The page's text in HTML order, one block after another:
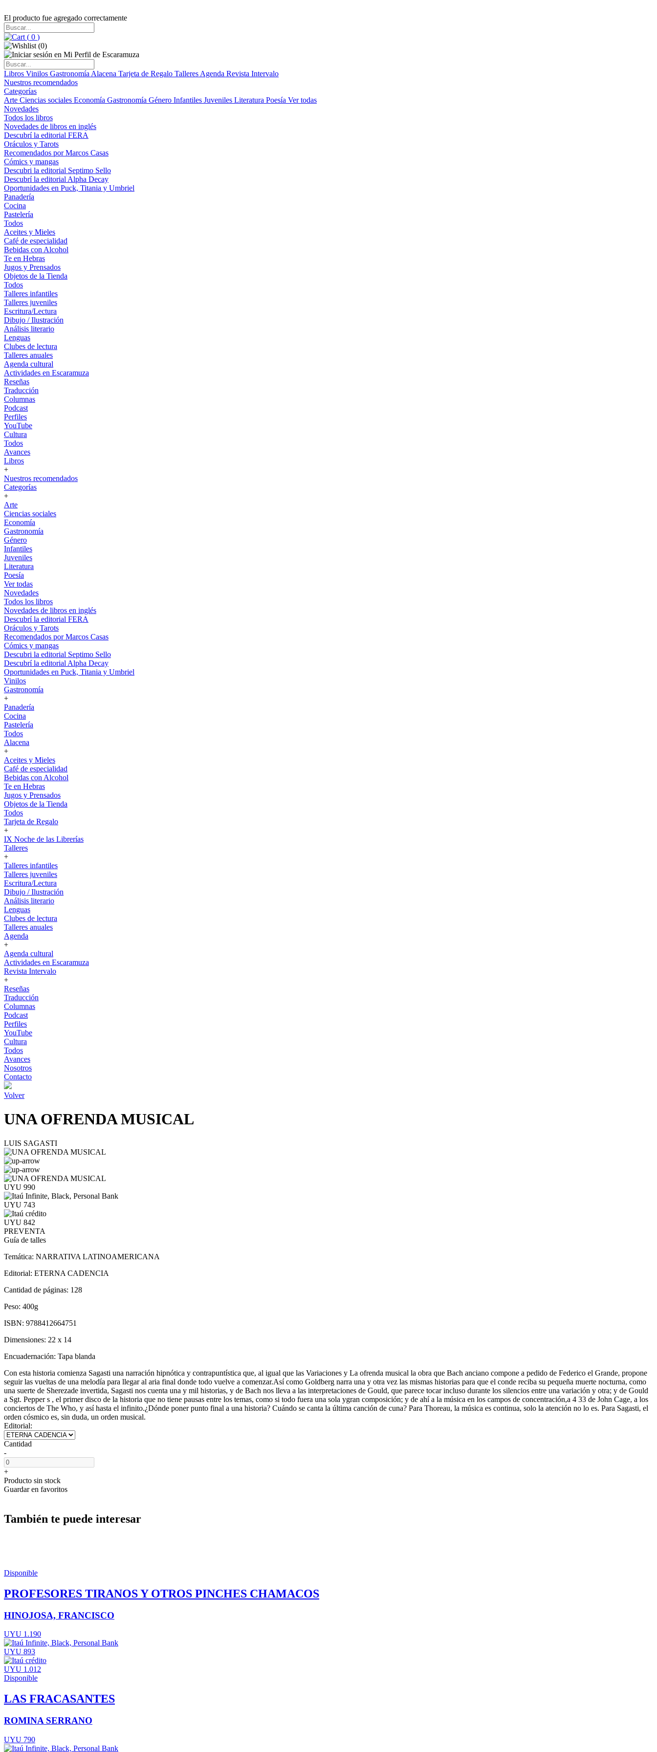
El producto fue agregado correctamente
( 0 )
(0)
Libros Vinilos Gastronomía Alacena Tarjeta de Regalo Talleres Agenda Revista Intervalo
Nuestros recomendados
Categorías
Arte Ciencias sociales Economía Gastronomía Género Infantiles Juveniles Literatura Poesía Ver todas
Novedades
Todos los libros
Novedades de libros en inglés
Descubrí la editorial FERA
Oráculos y Tarots
Recomendados por Marcos Casas
Cómics y mangas
Descubri la editorial Septimo Sello
Descubrí la editorial Alpha Decay
Oportunidades en Puck, Titania y Umbriel
Panadería
Cocina
Pastelería
Todos
Aceites y Mieles
Café de especialidad
Bebidas con Alcohol
Te en Hebras
Jugos y Prensados
Objetos de la Tienda
Todos
Talleres infantiles
Talleres juveniles
Escritura/Lectura
Dibujo / Ilustración
Análisis literario
Lenguas
Clubes de lectura
Talleres anuales
Agenda cultural
Actividades en Escaramuza
Reseñas
Traducción
Columnas
Podcast
Perfiles
YouTube
Cultura
Todos
Avances
Libros
+
Nuestros recomendados
Categorías
+
Arte
Ciencias sociales
Economía
Gastronomía
Género
Infantiles
Juveniles
Literatura
Poesía
Ver todas
Novedades
Todos los libros
Novedades de libros en inglés
Descubrí la editorial FERA
Oráculos y Tarots
Recomendados por Marcos Casas
Cómics y mangas
Descubri la editorial Septimo Sello
Descubrí la editorial Alpha Decay
Oportunidades en Puck, Titania y Umbriel
Vinilos
Gastronomía
+
Panadería
Cocina
Pastelería
Todos
Alacena
+
Aceites y Mieles
Café de especialidad
Bebidas con Alcohol
Te en Hebras
Jugos y Prensados
Objetos de la Tienda
Todos
Tarjeta de Regalo
+
IX Noche de las Librerías
Talleres
+
Talleres infantiles
Talleres juveniles
Escritura/Lectura
Dibujo / Ilustración
Análisis literario
Lenguas
Clubes de lectura
Talleres anuales
Agenda
+
Agenda cultural
Actividades en Escaramuza
Revista Intervalo
+
Reseñas
Traducción
Columnas
Podcast
Perfiles
YouTube
Cultura
Todos
Avances
Nosotros
Contacto
Volver
UNA OFRENDA MUSICAL
LUIS SAGASTI
UYU 990
UYU 743
UYU 842
PREVENTA
Guía de talles
Temática: NARRATIVA LATINOAMERICANA
Editorial: ETERNA CADENCIA
Cantidad de páginas: 128
Peso: 400g
ISBN: 9788412664751
Dimensiones: 22 x 14
Encuadernación: Tapa blanda
Con esta historia comienza Sagasti una narración hipnótica y contrapuntística que, al igual que las Variaciones y La ofrenda musical la obra que Bach anciano compone a pedido de Federico el Grande, propone
seguir las vueltas de una melodía para llegar al aria final donde todo vuelve a comenzar.Así como Goldberg narra una y otra vez las mismas historias para que el conde reciba su pequeña muerte nocturna, como
una suerte de Sherezade invertida, Sagasti nos cuenta una y mil historias, y de Bach nos lleva a las interpretaciones de Gould, que parece tocar incluso durante los silencios entre una variación y otra; y de Gould
a Sgt. Pepper s , el primer disco de la historia que no tiene pausas entre los temas, como si todo fuera una sola ygran composición; y de ahí a la música en los campos de concentración,a 4 33 de John Cage, a los
conciertos de The Who, y así hasta el infinito.¿Dónde poner punto final a una historia? Cuándo se canta la última canción de cuna? Para Thoreau, la música es continua, solo la atención no lo es. Para Sagasti, el
orden cósmico es, sin duda, un orden musical.
Editorial:
Cantidad
-
+
Producto sin stock
Guardar en favoritos
También te puede interesar
Disponible
PROFESORES TIRANOS Y OTROS PINCHES CHAMACOS
HINOJOSA, FRANCISCO
UYU 1.190
UYU 893
UYU 1.012
Disponible
LAS FRACASANTES
ROMINA SERRANO
UYU 790